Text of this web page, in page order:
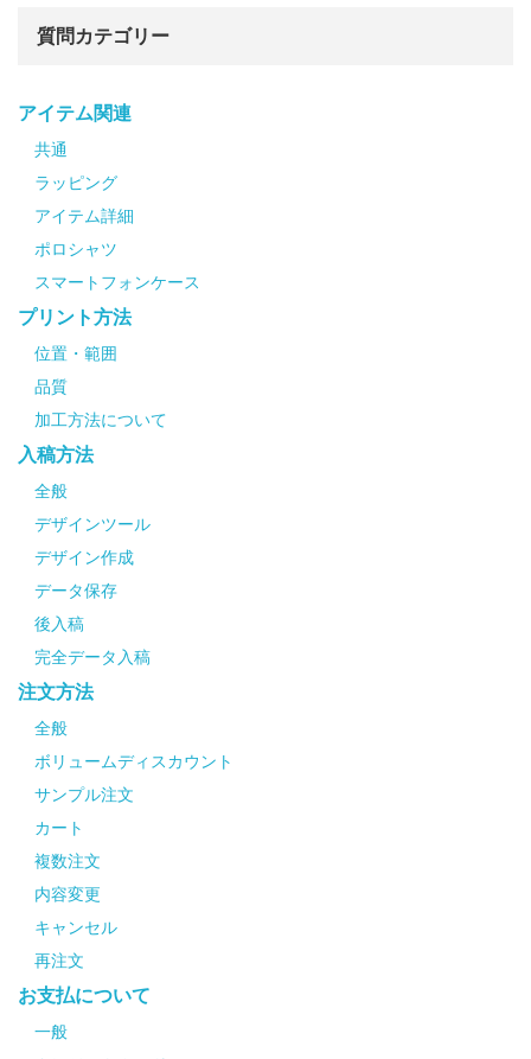
質問カテゴリー
アイテム関連
共通
ラッピング
アイテム詳細
ポロシャツ
スマートフォンケース
プリント方法
位置・範囲
品質
加工方法について
入稿方法
全般
デザインツール
デザイン作成
データ保存
後入稿
完全データ入稿
注文方法
全般
ボリュームディスカウント
サンプル注文
カート
複数注文
内容変更
キャンセル
再注文
お支払について
一般